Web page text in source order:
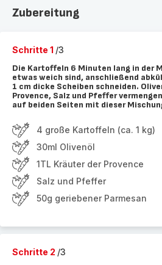
Zubereitung
Schritte 1 /3
Die Kartoffeln 6 Minuten lang in der
etwas weich sind, anschließend
1 cm dicke Scheiben schneiden.
Provence, Salz und Pfeffer
auf beiden Seiten mit dieser
4 große Kartoffeln (ca. 1 kg)
30ml Olivenöl
1TL Kräuter der Provence
Salz und Pfeffer
50g geriebener Parmesan
Schritte 2 /3